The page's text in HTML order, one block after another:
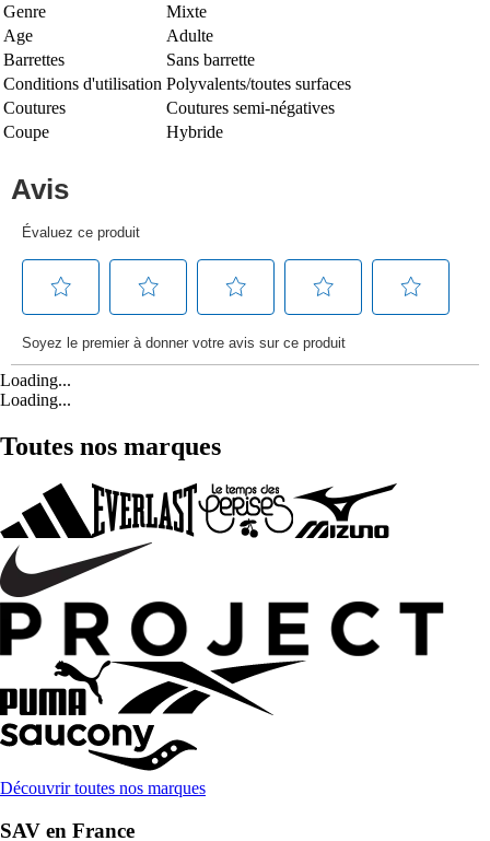
Genre
Mixte
Age
Adulte
Barrettes
Sans barrette
Conditions d'utilisation Polyvalents/toutes surfaces
Coutures
Coutures semi-négatives
Coupe
Hybride
Loading...
Loading...
Toutes nos marques
Découvrir toutes nos marques
SAV en France